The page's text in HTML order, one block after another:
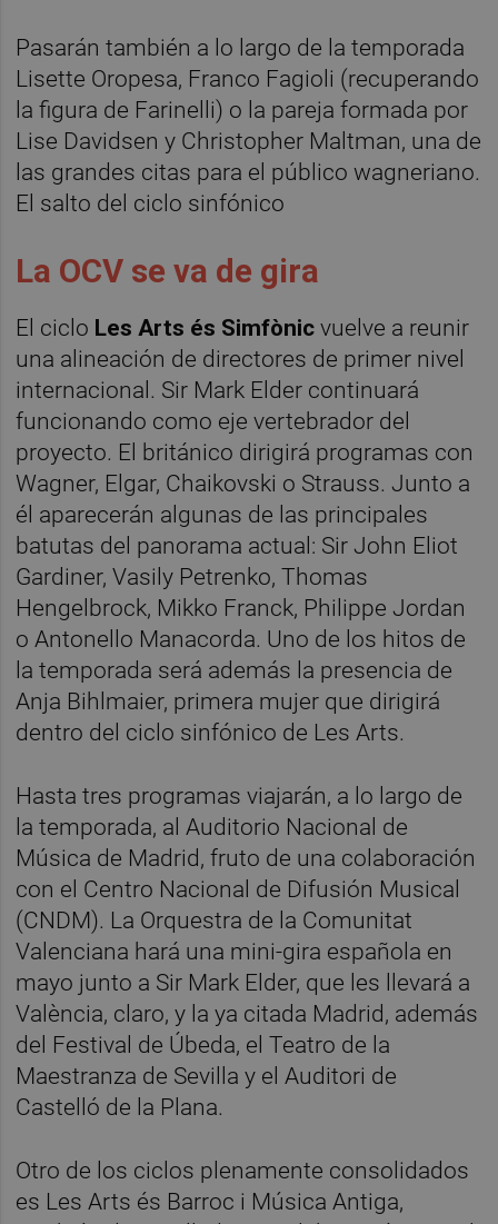
Pasarán también a lo largo de la temporada
Lisette Oropesa, Franco Fagioli (recuperando
la figura de Farinelli) o la pareja formada por
Lise Davidsen y Christopher Maltman, una de
las grandes citas para el público wagneriano.
El salto del ciclo sinfónico
La OCV se va de gira
El ciclo Les Arts és Simfònic vuelve a reunir
una alineación de directores de primer nivel
internacional. Sir Mark Elder continuará
funcionando como eje vertebrador del
proyecto. El británico dirigirá programas con
Wagner, Elgar, Chaikovski o Strauss. Junto a
él aparecerán algunas de las principales
batutas del panorama actual: Sir John Eliot
Gardiner, Vasily Petrenko, Thomas
Hengelbrock, Mikko Franck, Philippe Jordan
o Antonello Manacorda. Uno de los hitos de
la temporada será además la presencia de
Anja Bihlmaier, primera mujer que dirigirá
dentro del ciclo sinfónico de Les Arts.
Hasta tres programas viajarán, a lo largo de
la temporada, al Auditorio Nacional de
Música de Madrid, fruto de una colaboración
con el Centro Nacional de Difusión Musical
(CNDM). La Orquestra de la Comunitat
Valenciana hará una mini-gira española en
mayo junto a Sir Mark Elder, que les llevará a
València, claro, y la ya citada Madrid, además
del Festival de Úbeda, el Teatro de la
Maestranza de Sevilla y el Auditori de
Castelló de la Plana.
Otro de los ciclos plenamente consolidados
es Les Arts és Barroc i Música Antiga,